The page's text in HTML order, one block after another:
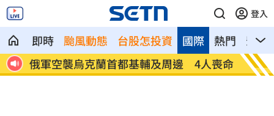
登入
即時 颱風動態 台股怎投資 熱門 影音
國際
命 費仔確定成自由球員 下一步動向引人關
注
米蘭
動